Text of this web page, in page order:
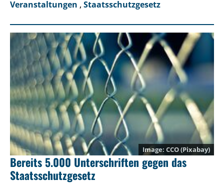
Veranstaltungen , Staatsschutzgesetz
CCO (Pixabay)
Bereits 5.000 Unterschriften gegen das
Staatsschutzgesetz